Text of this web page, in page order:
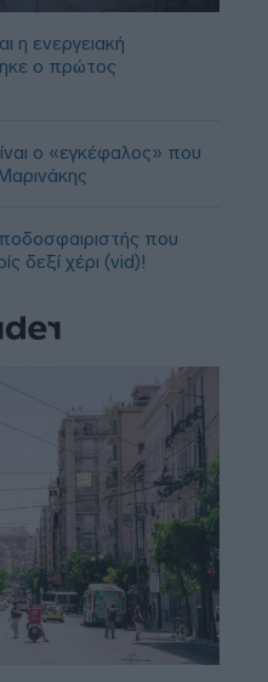
ενεργειακή
ο πρώτος
ο «εγκέφαλος» που
που
δεξί χέρι (vid)!